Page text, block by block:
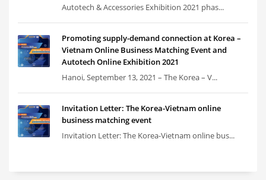
Autotech & Accessories Exhibition 2021 phas...
Promoting supply-demand connection at Korea –
Vietnam Online Business Matching Event and
Autotech Online Exhibition 2021
Hanoi, September 13, 2021 – The Korea – V...
Invitation Letter: The Korea-Vietnam online
business matching event
Invitation Letter: The Korea-Vietnam online bus...